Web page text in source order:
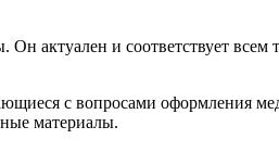
актуален и соответствует всем
с вопросами оформления
материалы.